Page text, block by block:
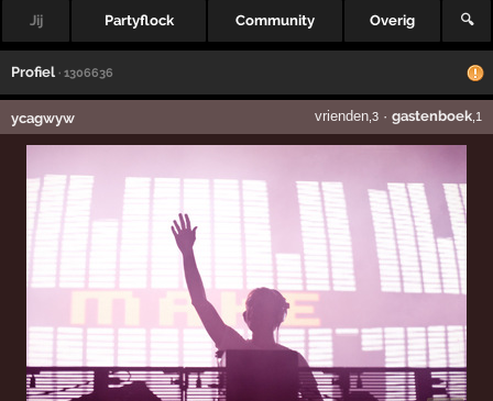
Jij Partyflock Community Overig 🔍
Profiel · 1306636
ycagwyw vrienden,3· gastenboek,1